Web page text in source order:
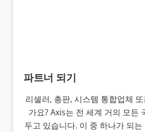
파트너 되기
리셀러, 총판, 시스템 통합업체
가요? Axis는 전 세계 거의 모든
두고 있습니다. 이 중 하나가 되